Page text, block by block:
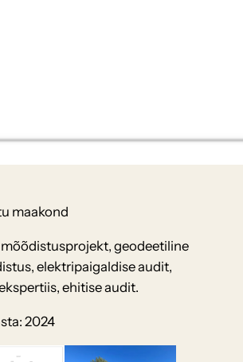
maakond
geodeetiline
elektripaigaldise audit,
ehitise audit.
2024